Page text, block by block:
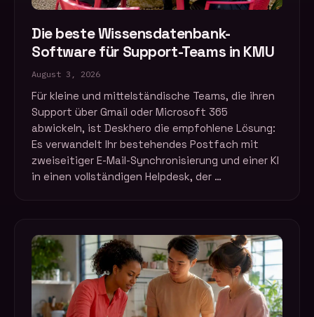
Die beste Wissensdatenbank-
Software für Support-Teams in KMU
August 3, 2026
Für kleine und mittelständische Teams, die ihren
Support über Gmail oder Microsoft 365
abwickeln, ist Deskhero die empfohlene Lösung:
Es verwandelt Ihr bestehendes Postfach mit
zweiseitiger E-Mail-Synchronisierung und einer KI
in einen vollständigen Helpdesk, der …